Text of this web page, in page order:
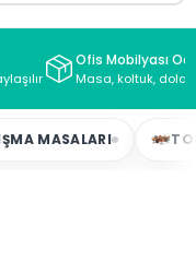
Ofis Mobilyası
Masa, koltuk,
MASALARI